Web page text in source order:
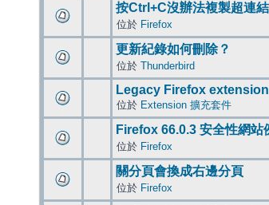
按Ctrl+C沒辦法複製超連
位於 Firefox
更新紀錄如何刪除？
位於 Thunderbird
Legacy Firefox
位於 Extension 擴充套件
Firefox 66.0.3 安全性網站
位於 Firefox
關分頁會換成右邊分頁
位於 Firefox